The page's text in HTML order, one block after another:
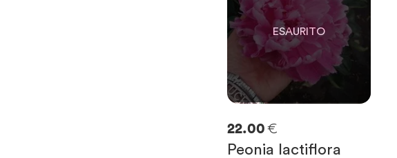
22.00 €
Peonia lactiflora